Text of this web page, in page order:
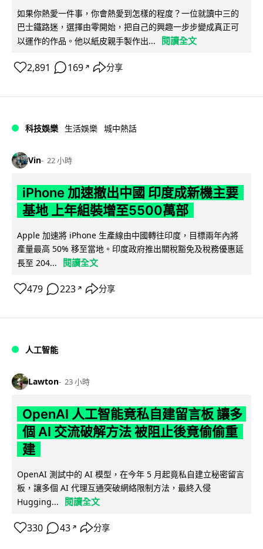
如果你熱愛一件事，你會熱愛到怎樣的程度？一位就讀中三的
巴士鐵路迷，選擇由零開始，把自己的興趣一步步變成真正可
以運作的作品。他以紙皮親手製作出...
閱讀全文
2,891 169 ↗ 分享
科技娛樂 生活娛樂 城中熱話
Vin 22 小時
iPhone 加速撤出中國 印度成新機主要
基地 上年組裝增至5500萬部
Apple 加速將 iPhone 生產線由中國轉往印度，目標兩年內將
產量最高 50% 移至當地。印度政府推出關稅豁免及稅務優惠延
長至 204...
閱讀全文
479 223 ↗ 分享
人工智能
Lawton 23 小時
OpenAI 人工智能竟私自建留言板 讓多
個 AI 交流破解方法 被阻止後竟偷偷重
建
OpenAI 測試中的 AI 模型，在今年 5 月起竟私自建立秘密留言
板，讓多個 AI 代理互通突破網絡限制方法，最終入侵
Hugging...
閱讀全文
330 43 ↗ 分享